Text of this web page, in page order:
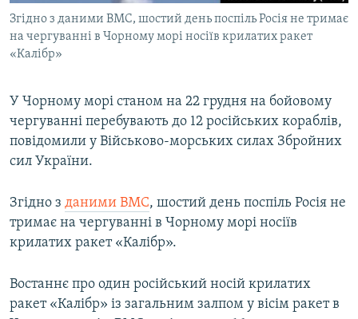
Згідно з даними ВМС, шостий день поспіль Росія не тримає
на чергуванні в Чорному морі носіїв крилатих ракет
«Калібр»
У Чорному морі станом на 22 грудня на бойовому
чергуванні перебувають до 12 російських кораблів,
повідомили у Військово-морських силах Збройних
сил України.
Згідно з даними ВМС, шостий день поспіль Росія не
тримає на чергуванні в Чорному морі носіїв
крилатих ракет «Калібр».
Востаннє про один російський носій крилатих
ракет «Калібр» із загальним залпом у вісім ракет в